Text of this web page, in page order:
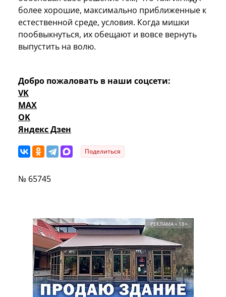
более хорошие, максимально приближенные к
естественной среде, условия. Когда мишки
пообвыкнуться, их обещают и вовсе вернуть
выпустить на волю.
Добро пожаловать в наши соцсети:
VK
MAX
OK
Яндекс Дзен
Поделиться
№ 65745
РЕКЛАМА • 18+